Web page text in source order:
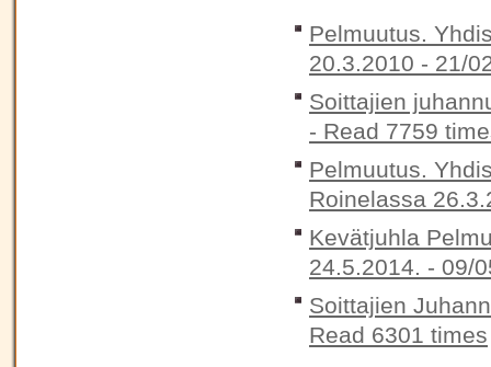
Pelmuutus.
20.3.2010 - 21/
Soittajien
- Read 7759
Pelmuutus.
Roinelassa
Kevätjuhla
24.5.2014. - 09/
Soittajien
Read 6301 times